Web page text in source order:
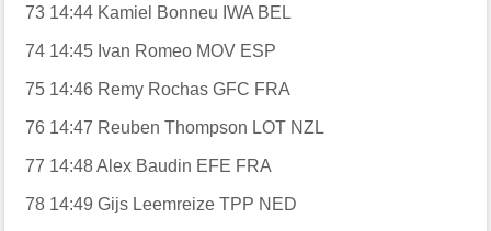
73 14:44 Kamiel Bonneu IWA BEL
74 14:45 Ivan Romeo MOV ESP
75 14:46 Remy Rochas GFC FRA
76 14:47 Reuben Thompson LOT NZL
77 14:48 Alex Baudin EFE FRA
78 14:49 Gijs Leemreize TPP NED